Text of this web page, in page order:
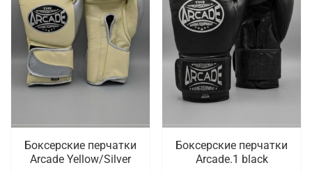
Боксерские перчатки
Arcade Yellow/Silver
Боксерские перчатки
Arcade.1 black